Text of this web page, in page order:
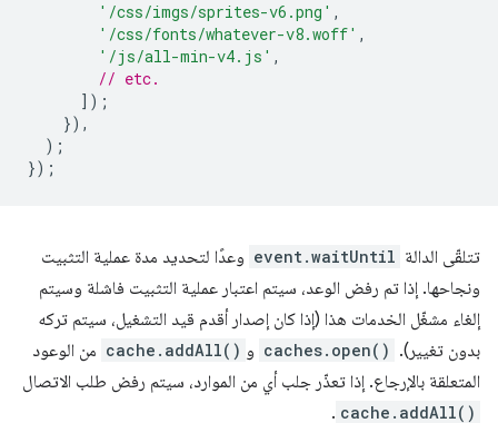
'/css/imgs/sprites-v6.png' ,
'/css/fonts/whatever-v8.woff' ,
'/js/all-min-v4.js' ,
// etc.
]);
}),
);
});
تتلقّى الدالة event.waitUntil وعدًا لتحديد مدة عملية التثبيت
ونجاحها. إذا تم رفض الوعد، سيتم اعتبار عملية التثبيت فاشلة وسيتم
إلغاء مشغّل الخدمات هذا (إذا كان إصدار أقدم قيد التشغيل، سيتم تركه
بدون تغيير). caches.open() و cache.addAll() من الوعود
المتعلقة بالإرجاع. إذا تعذّر جلب أي من الموارد، سيتم رفض طلب الاتصال
cache.addAll()
.